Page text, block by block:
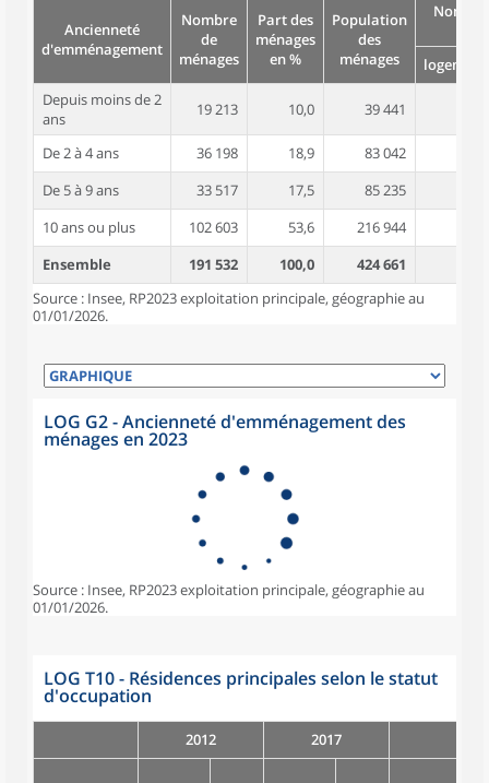
Ancienneté
d'emménagement
Nombre
de
ménages
Part des
ménages
en %
Population
des
ménages
logement
Depuis moins de 2
ans
19 213 10,0 39 441
De 2 à 4 ans 36 198 18,9 83 042
De 5 à 9 ans
33 517 17,5 85 235
10 ans ou plus
102 603 53,6 216 944
Ensemble
191 532 100,0 424 661
Source : Insee, RP2023 exploitation principale, géographie au
01/01/2026.
LOG G2 - Ancienneté d'emménagement des
ménages en 2023
Source : Insee, RP2023 exploitation principale, géographie au
01/01/2026.
LOG T10 - Résidences principales selon le statut
d'occupation
2012 2017